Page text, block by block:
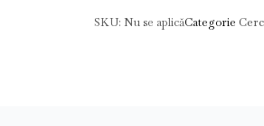
SKU: Nu se aplicăCategorie